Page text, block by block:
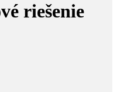
riešenie